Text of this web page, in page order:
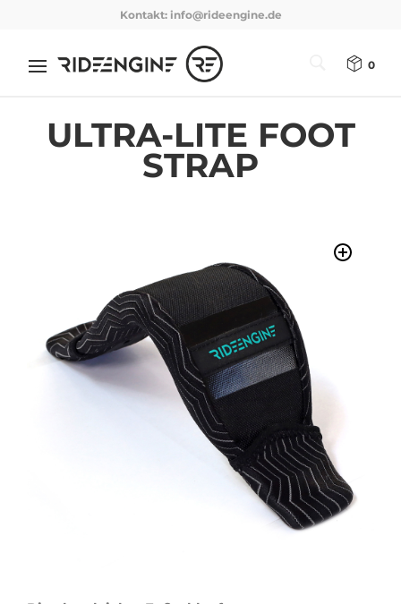
Kontakt: info@rideengine.de
0
ULTRA-LITE FOOT
STRAP